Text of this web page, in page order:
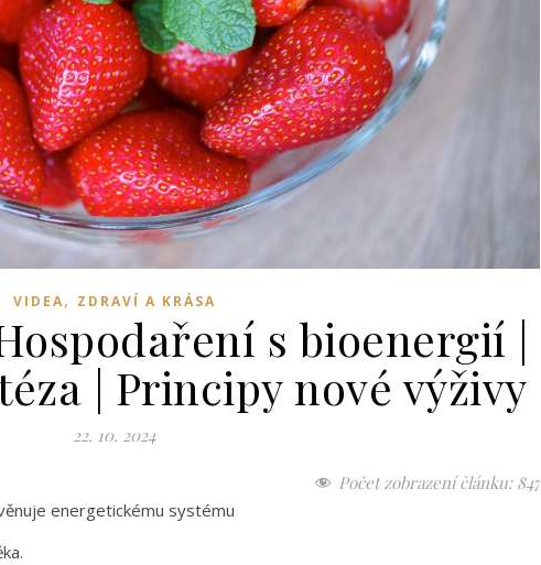
VIDEA, ZDRAVÍ A KRÁSA
s bioenergií |
| Principy nové výživy
22. 10. 2024
Počet zobrazení článku: 847
energetickému systému